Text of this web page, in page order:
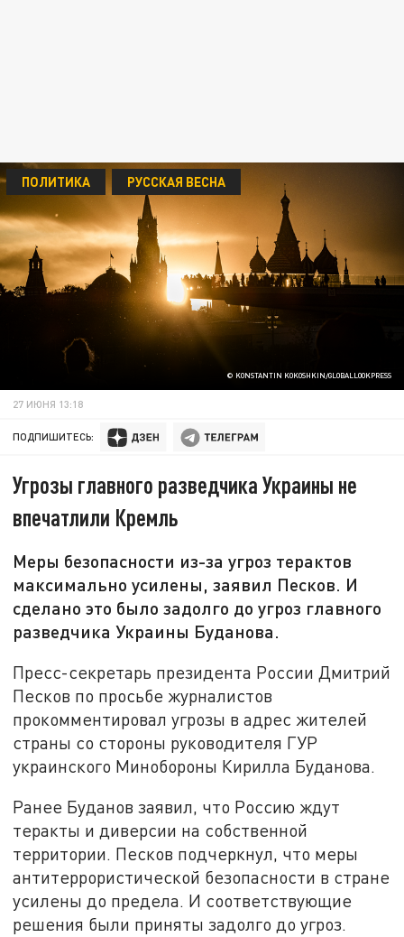
© KONSTANTIN KOKOSHKIN/GLOBALLOOKPRESS
ПОЛИТИКА РУССКАЯ ВЕСНА
27 ИЮНЯ 13:18
ПОДПИШИТЕСЬ:
Угрозы главного разведчика Украины не
впечатлили Кремль
Меры безопасности из-за угроз терактов
максимально усилены, заявил Песков. И
сделано это было задолго до угроз главного
разведчика Украины Буданова.
Пресс-секретарь президента России Дмитрий
Песков по просьбе журналистов
прокомментировал угрозы в адрес жителей
страны со стороны руководителя ГУР
украинского Минобороны Кирилла Буданова.
Ранее Буданов заявил, что Россию ждут
теракты и диверсии на собственной
территории. Песков подчеркнул, что меры
антитеррористической безопасности в стране
усилены до предела. И соответствующие
решения были приняты задолго до угроз.